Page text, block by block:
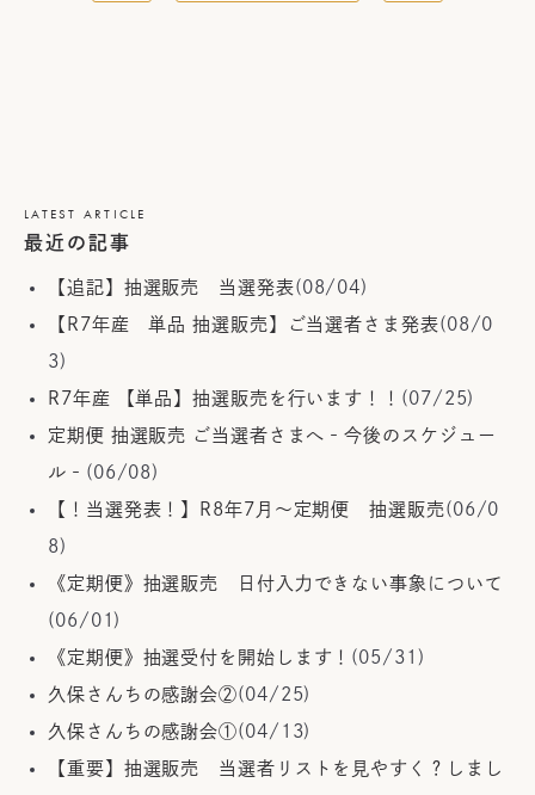
LATEST ARTICLE
最近の記事
【追記】抽選販売 当選発表(08/04)
【R7年産 単品 抽選販売】ご当選者さま発表(08/0
3)
R7年産 【単品】抽選販売を行います！！ (07/25)
定期便 抽選販売 ご当選者さまへ‐今後のスケジュー
ル‐ (06/08)
【！当選発表！】R8年7月～定期便 抽選販売(06/0
8)
《定期便》抽選販売 日付入力できない事象について
(06/01)
《定期便》抽選受付を開始します！ (05/31)
久保さんちの感謝会②(04/25)
久保さんちの感謝会①(04/13)
【重要】抽選販売 当選者リストを見やすく？しまし